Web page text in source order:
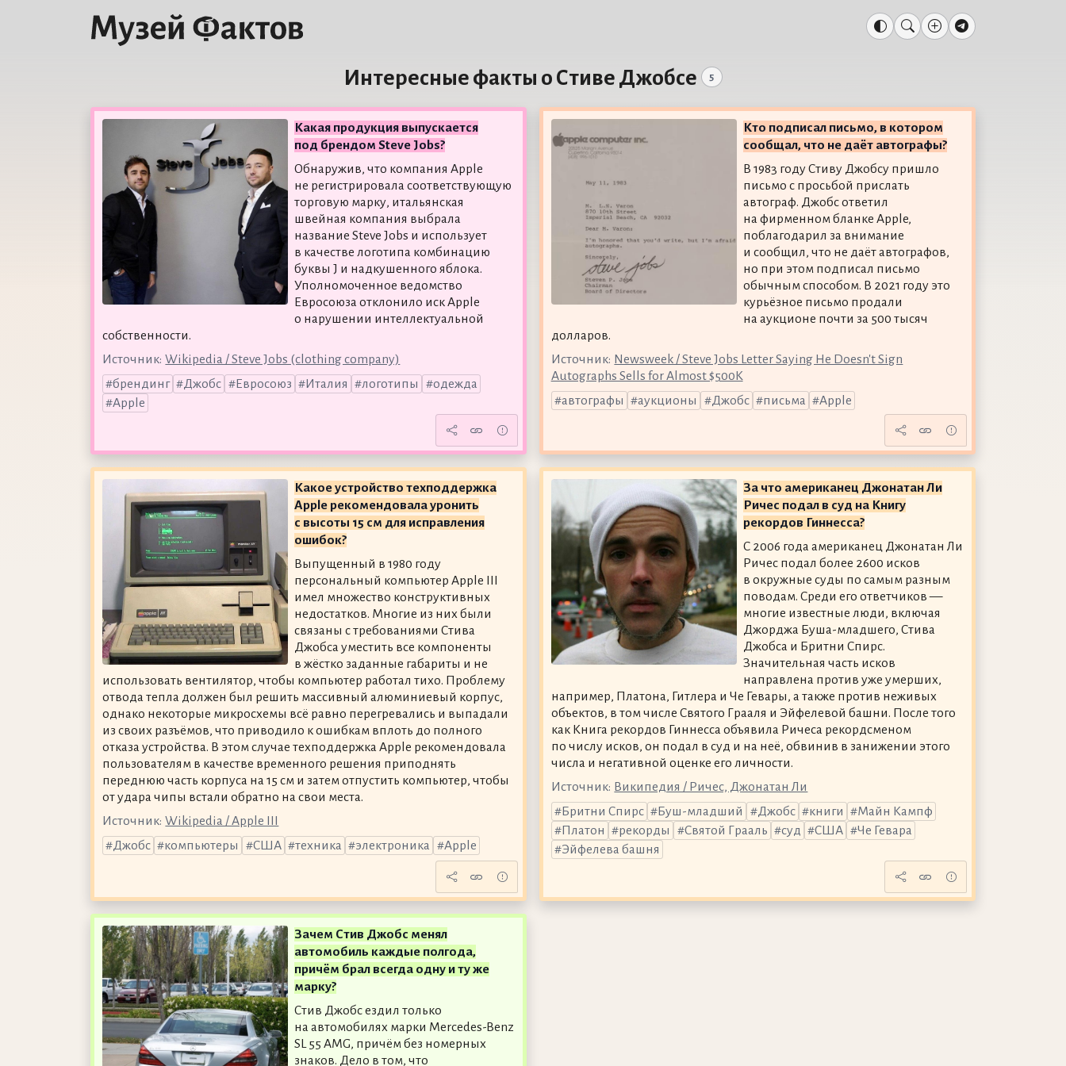
Интересные факты о Стиве Джобсе 5
Какая продукция выпускается
под брендом Steve Jobs?
Обнаружив, что компания Apple
не регистрировала соответствующую
торговую марку, итальянская
швейная компания выбрала
название Steve Jobs и использует
в качестве логотипа комбинацию
буквы J и надкушенного яблока.
Уполномоченное ведомство
Евросоюза отклонило иск Apple
о нарушении интеллектуальной
собственности.
Источник: Wikipedia / Steve Jobs (clothing company)
брендинг
Джобс Евросоюз Италия логотипы
одежда
Apple
Кто подписал письмо, в котором
сообщал, что не даёт автографы?
В 1983 году Стиву Джобсу пришло
письмо с просьбой прислать
автограф. Джобс ответил
на фирменном бланке Apple,
поблагодарил за внимание
и сообщил, что не даёт автографов,
но при этом подписал письмо
обычным способом. В 2021 году это
курьёзное письмо продали
на аукционе почти за 500 тысяч
долларов.
Источник: Newsweek / Steve Jobs Letter Saying He Doesn't Sign
Autographs Sells for Almost $500K
автографы
аукционы Джобс письма Apple
Какое устройство техподдержка
Apple рекомендовала уронить
с высоты 15 см для исправления
ошибок?
Выпущенный в 1980 году
персональный компьютер Apple III
имел множество конструктивных
недостатков. Многие из них были
связаны с требованиями Стива
Джобса уместить все компоненты
в жёстко заданные габариты и не
использовать вентилятор, чтобы компьютер работал тихо. Проблему
отвода тепла должен был решить массивный алюминиевый корпус,
однако некоторые микросхемы всё равно перегревались и выпадали
из своих разъёмов, что приводило к ошибкам вплоть до полного
отказа устройства. В этом случае техподдержка Apple рекомендовала
пользователям в качестве временного решения приподнять
переднюю часть корпуса на 15 см и затем отпустить компьютер, чтобы
от удара чипы встали обратно на свои места.
Источник: Wikipedia / Apple III
Джобс
компьютеры США техника электроника Apple
За что американец Джонатан Ли
Ричес подал в суд на Книгу
рекордов Гиннесса?
С 2006 года американец Джонатан Ли
Ричес подал более 2600 исков
в окружные суды по самым разным
поводам. Среди его ответчиков —
многие известные люди, включая
Джорджа Буша-младшего, Стива
Джобса и Бритни Спирс.
Значительная часть исков
направлена против уже умерших,
например, Платона, Гитлера и Че Гевары, а также против неживых
объектов, в том числе Святого Грааля и Эйфелевой башни. После того
как Книга рекордов Гиннесса объявила Ричеса рекордсменом
по числу исков, он подал в суд и на неё, обвинив в занижении этого
числа и негативной оценке его личности.
Источник: Википедия / Ричес, Джонатан Ли
Бритни Спирс
Буш-младший Джобс книги
Майн Кампф
Платон
рекорды Святой Грааль суд США
Че Гевара
Эйфелева башня
Зачем Стив Джобс менял
автомобиль каждые полгода,
причём брал всегда одну и ту же
марку?
Стив Джобс ездил только
на автомобилях марки Mercedes-Benz
SL 55 AMG, причём без номерных
знаков. Дело в том, что